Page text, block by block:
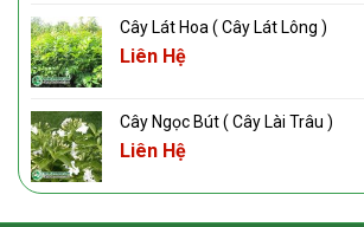
Cây Lát Hoa ( Cây Lát Lông )
Liên Hệ
Cây Ngọc Bút ( Cây Lài Trâu )
Liên Hệ